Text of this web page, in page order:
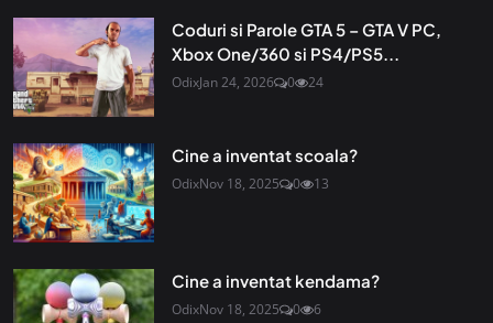
Coduri si Parole GTA 5 – GTA V PC,
Xbox One/360 si PS4/PS5...
OdixJan 24, 2026 0 24
Cine a inventat scoala?
OdixNov 18, 2025 0 13
Cine a inventat kendama?
OdixNov 18, 2025 0 6